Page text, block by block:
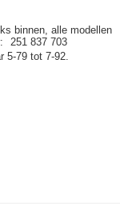
binnen, alle modellen
251 837 703
5-79 tot 7-92.